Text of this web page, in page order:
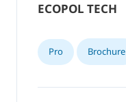
ECOPOL TECH
Pro Brochure